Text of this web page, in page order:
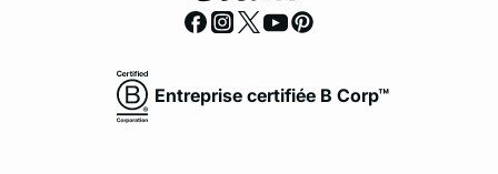
Entreprise certifiée B Corp™